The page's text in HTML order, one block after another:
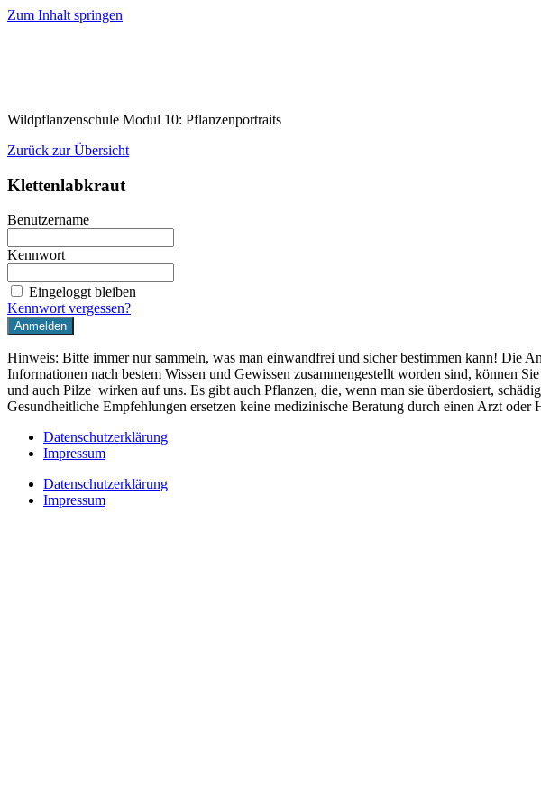
Zum Inhalt springen
Wildpflanzenschule Modul 10: Pflanzenportraits
Zurück zur Übersicht
Klettenlabkraut
Benutzername
Kennwort
Eingeloggt bleiben
Kennwort vergessen?
Hinweis: Bitte immer nur sammeln, was man einwandfrei und sicher bestimmen kann! Die
Informationen nach bestem Wissen und Gewissen zusammengestellt worden sind, können
und auch Pilze wirken auf uns. Es gibt auch Pflanzen, die, wenn man sie überdosiert,
Gesundheitliche Empfehlungen ersetzen keine medizinische Beratung durch einen Arzt oder
Datenschutzerklärung
Impressum
Datenschutzerklärung
Impressum